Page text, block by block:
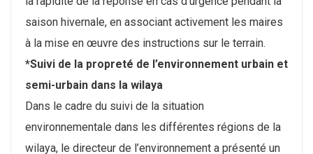
saison hivernale, en associant activement les maires
à la mise en œuvre des instructions sur le terrain.
*Suivi de la propreté de l’environnement urbain et
semi-urbain dans la wilaya
Dans le cadre du suivi de la situation
environnementale dans les différentes régions de la
wilaya, le directeur de l’environnement a présenté un